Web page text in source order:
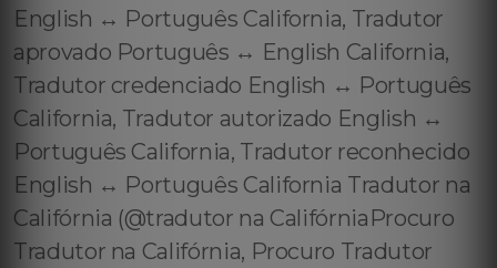
English ↔️ Português California, Tradutor
aprovado Português ↔️ English California,
Tradutor credenciado English ↔️ Português
California, Tradutor autorizado English ↔️
Português California, Tradutor reconhecido
English ↔️ Português California Tradutor na
Califórnia (@tradutor na CalifórniaProcuro
Tradutor na Califórnia, Procuro Tradutor